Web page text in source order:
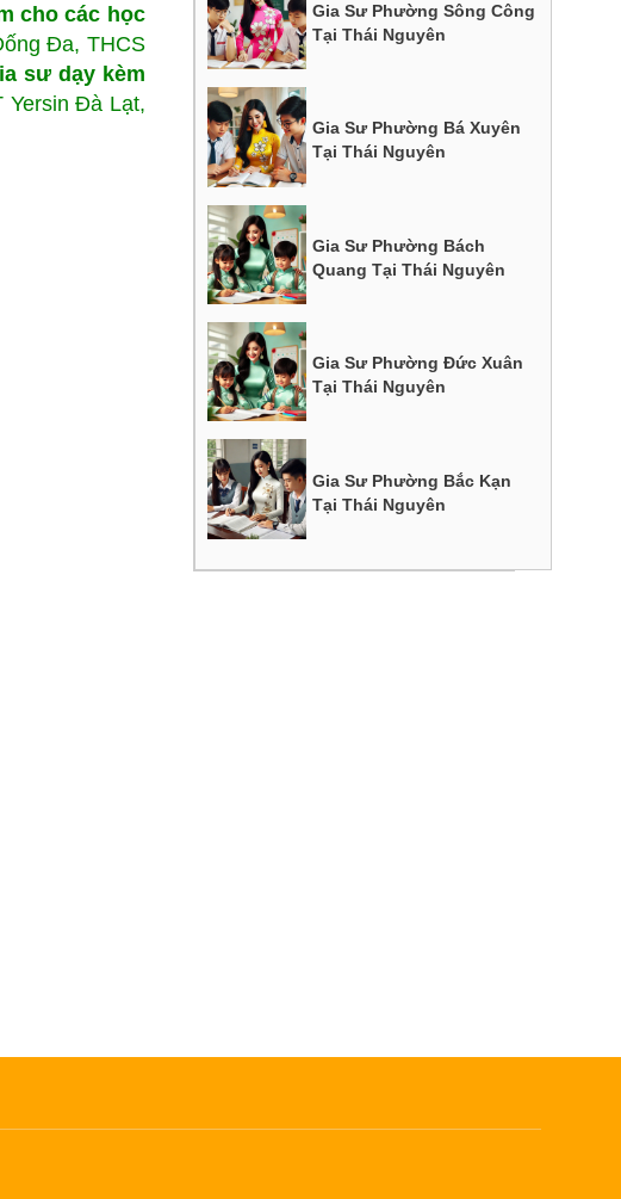
cho các học
Đa, THCS
sư dạy kèm
Yersin Đà Lạt,
Gia Sư Phường Sông Công
Tại Thái Nguyên
Gia Sư Phường Bá Xuyên
Tại Thái Nguyên
Gia Sư Phường Bách
Quang Tại Thái Nguyên
Gia Sư Phường Đức Xuân
Tại Thái Nguyên
Gia Sư Phường Bắc Kạn
Tại Thái Nguyên